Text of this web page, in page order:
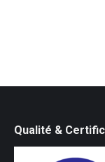
Qualité &